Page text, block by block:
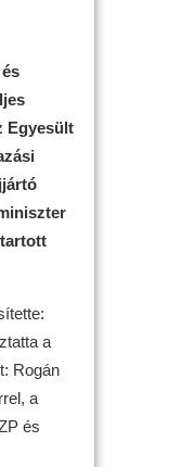
Egyesült
a
Rogán
a
és